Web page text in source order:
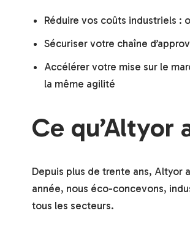
Réduire vos coûts industriels :
Sécuriser votre chaîne
Accélérer votre mise sur le
la même agilité
Ce
Depuis plus de trente ans, Altyor
année, nous éco-concevons,
tous les secteurs.